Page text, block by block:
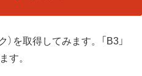
）を取得してみます。「B3」
す。